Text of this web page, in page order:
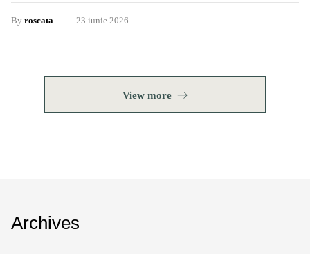
By roscata 23 iunie 2026
View more
Archives